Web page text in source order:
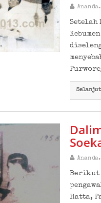
Setelah
Berikut
Hatta,